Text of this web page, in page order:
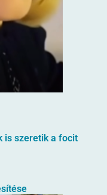
is szeretik a focit